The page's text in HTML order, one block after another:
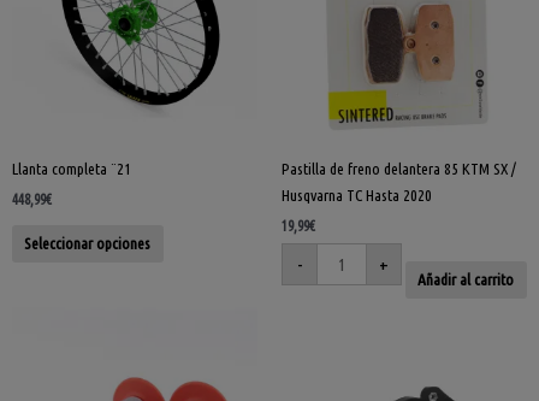
Llanta completa ¨21
448,99€
Seleccionar opciones
variantes.
Las
opciones
se
Pastilla de freno delantera 85 KTM SX /
Husqvarna TC Hasta 2020
19,99€
-
Husqvarna
cantidad
+
Añadir al carrito
Gris/Naranja